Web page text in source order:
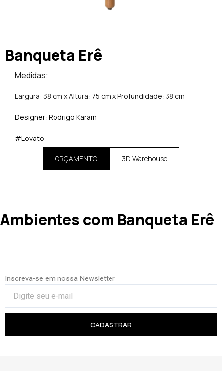
Banqueta Erê
Medidas:
Largura: 38 cm x Altura: 75 cm x Profundidade: 38 cm
Designer: Rodrigo Karam
#Lovato
ORÇAMENTO 3D Warehouse
Ambientes com Banqueta Erê
Inscreva-se em nossa Newsletter
CADASTRAR